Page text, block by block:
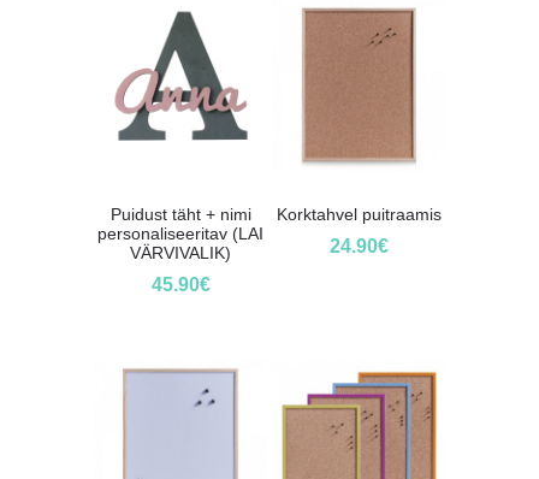
Puidust täht + nimi
personaliseeritav (LAI
VÄRVIVALIK)
45.90€
Korktahvel puitraamis
24.90€